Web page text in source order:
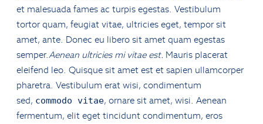
et malesuada fames ac turpis egestas. Vestibulum
tortor quam, feugiat vitae, ultricies eget, tempor sit
amet, ante. Donec eu libero sit amet quam egestas
semper. Aenean ultricies mi vitae est. Mauris placerat
eleifend leo. Quisque sit amet est et sapien ullamcorper
pharetra. Vestibulum erat wisi, condimentum
sed, commodo vitae, ornare sit amet, wisi. Aenean
fermentum, elit eget tincidunt condimentum, eros